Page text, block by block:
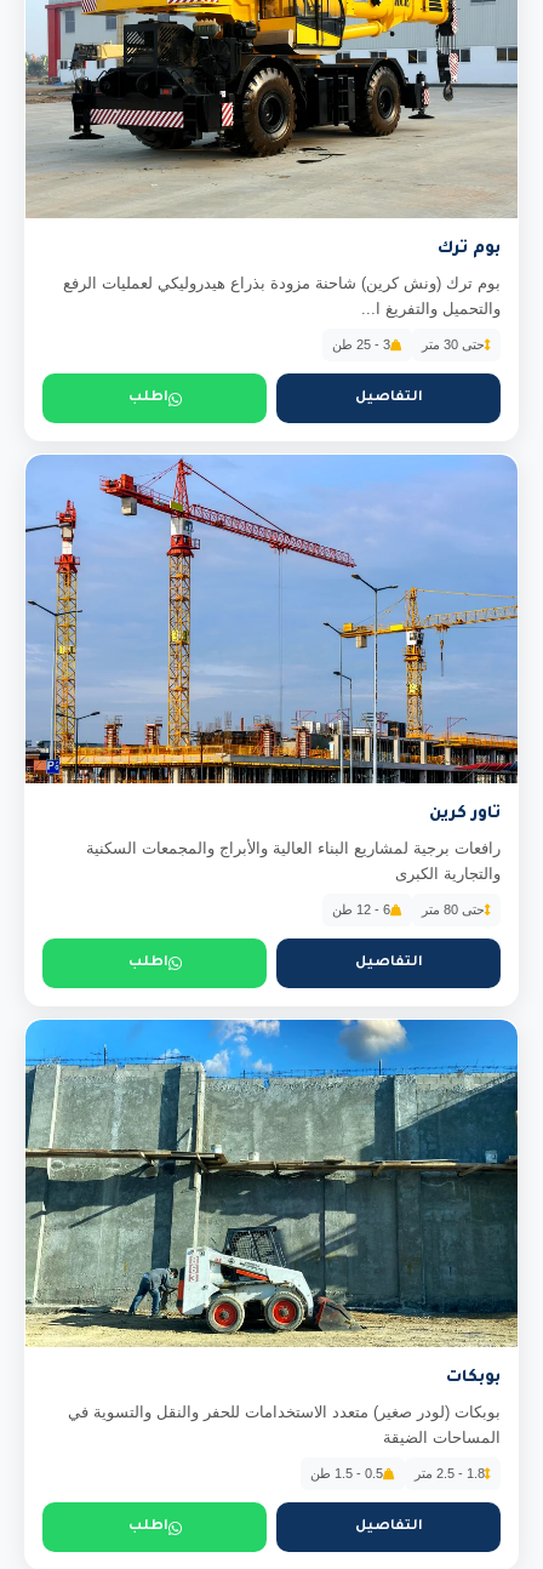
بوم ترك
بوم ترك (ونش كرين) شاحنة مزودة بذراع هيدروليكي لعمليات الرفع
والتحميل والتفريغ ا...
حتى 30 متر 3 - 25 طن
التفاصيل اطلب
تاور كرين
رافعات برجية لمشاريع البناء العالية والأبراج والمجمعات السكنية
والتجارية الكبرى
حتى 80 متر 6 - 12 طن
التفاصيل اطلب
بوبكات
بوبكات (لودر صغير) متعدد الاستخدامات للحفر والنقل والتسوية في
المساحات الضيقة
1.8 - 2.5 متر 0.5 - 1.5 طن
التفاصيل اطلب